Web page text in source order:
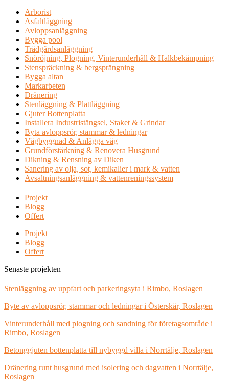
Arborist
Asfaltläggning
Avloppsanläggning
Bygga pool
Trädgårdsanläggning
Snöröjning, Plogning, Vinterunderhåll & Halkbekämpning
Stenspräckning & bergsprängning
Bygga altan
Markarbeten
Dränering
Stenläggning & Plattläggning
Gjuter Bottenplatta
Installera Industristängsel, Staket & Grindar
Byta avloppsrör, stammar & ledningar
Vägbyggnad & Anlägga väg
Grundförstärkning & Renovera Husgrund
Dikning & Rensning av Diken
Sanering av olja, sot, kemikalier i mark & vatten
Avsaltningsanläggning & vattenreningssystem
Projekt
Blogg
Offert
Projekt
Blogg
Offert
Senaste projekten
Stenläggning av uppfart och parkeringsyta i Rimbo, Roslagen
Byte av avloppsrör, stammar och ledningar i Österskär, Roslagen
Vinterunderhåll med plogning och sandning för företagsområde i
Rimbo, Roslagen
Betonggjuten bottenplatta till nybyggd villa i Norrtälje, Roslagen
Dränering runt husgrund med isolering och dagvatten i Norrtälje,
Roslagen